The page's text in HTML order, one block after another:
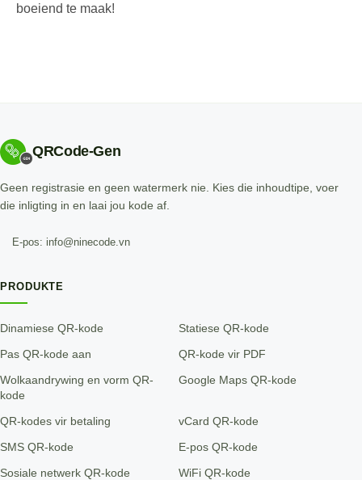
boeiend te maak!
QRCode-Gen
Geen registrasie en geen watermerk nie. Kies die inhoudtipe, voer
die inligting in en laai jou kode af.
E-pos: info@ninecode.vn
PRODUKTE
Dinamiese QR-kode Statiese QR-kode
Pas QR-kode aan QR-kode vir PDF
Wolkaandrywing en vorm QR-
kode
Google Maps QR-kode
QR-kodes vir betaling vCard QR-kode
SMS QR-kode E-pos QR-kode
Sosiale netwerk QR-kode WiFi QR-kode